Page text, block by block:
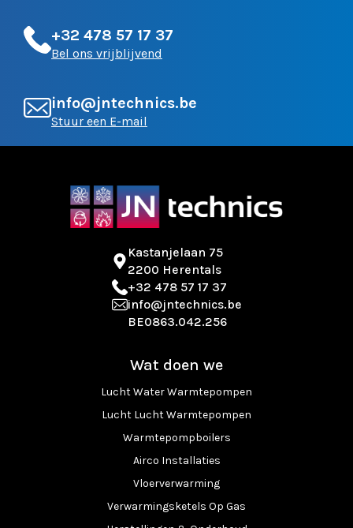
+32 478 57 17 37
Bel ons vrijblijvend
info@jntechnics.be
Stuur een E-mail
Kastanjelaan 75
2200 Herentals
+32 478 57 17 37
info@jntechnics.be
BE0863.042.256
Wat doen we
Lucht Water Warmtepompen
Lucht Lucht Warmtepompen
Warmtepompboilers
Airco Installaties
Vloerverwarming
Verwarmingsketels Op Gas